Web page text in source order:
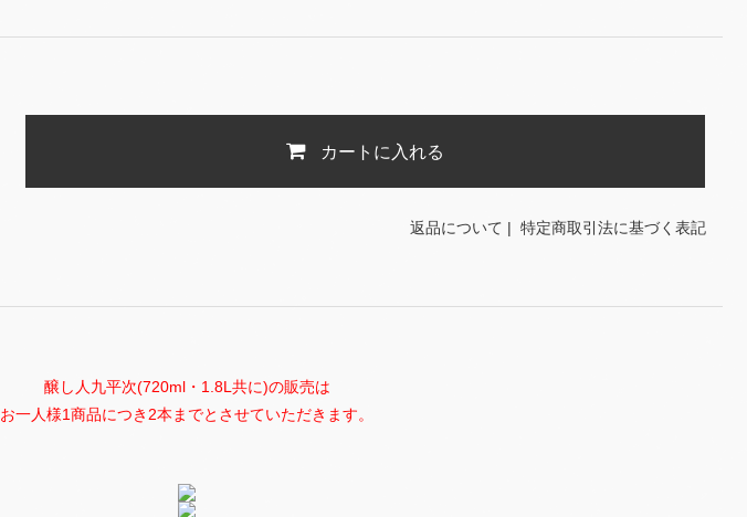
カートに入れる
返品について | 特定商取引法に基づく表記
醸し人九平次(720ml・1.8L共に)の販売は
お一人様1商品につき2本までとさせていただきます。